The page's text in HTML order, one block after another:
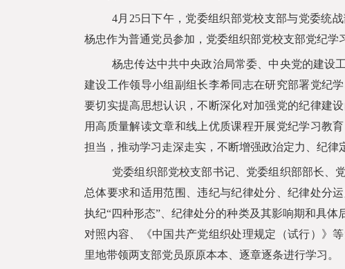
4月 25日下午，党委组织部党校支部与党委统
杨忠作为普通党员参加，党委组织部党校支部党纪学
杨忠传达中共中央政治局常委、中央党的建设
建设工作领导小组副组长李希同志在研究部署党纪
要切实提高思想认识，不断深化对加强党的纪律建
用高质量解读文章和线上优质课程开展党纪学习教
担当，推动学习走深走实，不断增强政治定力、纪律
党委组织部党校支部书记、党委组织部部长、
总体要求和适用范围、违纪与纪律处分、纪律处分
执纪“四种形态”、纪律处分的种类及其影响期和具
对照内容、《中国共产党组织处理规定（试行）》
里地带领两支部党员原原本本、逐章逐条进行学习。